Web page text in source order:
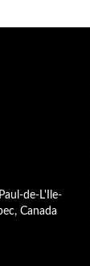
de-L'Ile-
Canada